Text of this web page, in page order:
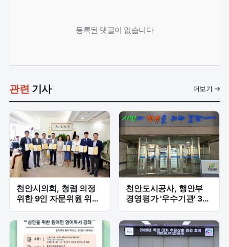
등록된 댓글이 없습니다
관련 기사 더보기 →
천안시의회, 청렴 의정
위한 9인 자문위원 위촉
천안도시공사, 행안부
경영평가 '우수기관' 3년